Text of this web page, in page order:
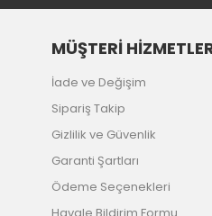
MÜŞTERİ
İade ve Değişim
Sipariş Takip
Gizlilik ve Güvenlik
Garanti Şartları
Ödeme Seçenekleri